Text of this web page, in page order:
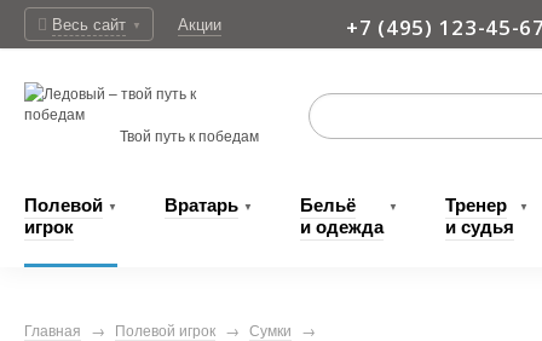
Весь сайт ▼
Акции
+7 (495) 123-45-
Твой путь к победам
Полевой
игрок
▼ Вратарь ▼
Бельё
и одежда
▼
Тренер
и судья
▼
Главная → Полевой игрок → Сумки →